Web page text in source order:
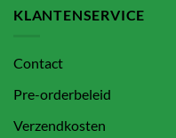
KLANTENSERVICE
Contact
Pre-orderbeleid
Verzendkosten